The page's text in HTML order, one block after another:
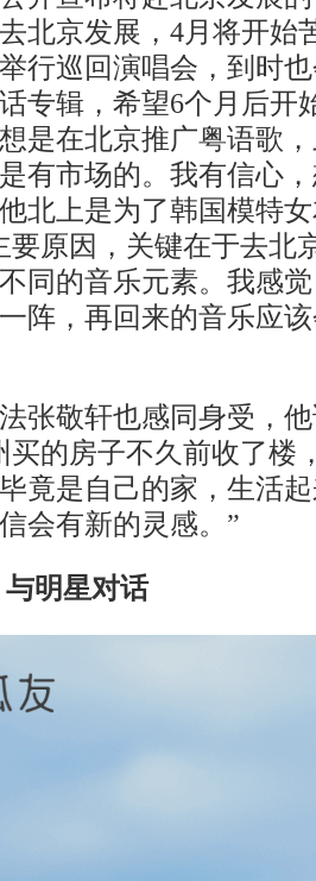
北京发展，4月将开始
行巡回演唱会，到时
专辑，希望6个月后开
是在北京推广粤语歌
有市场的。我有信心
北上是为了韩国模特
要原因，关键在于去北
同的音乐元素。我感
阵，再回来的音乐应
敬轩也感同身受，他
买的房子不久前收了楼
竟是自己的家，生活
会有新的灵感。”
明星对话